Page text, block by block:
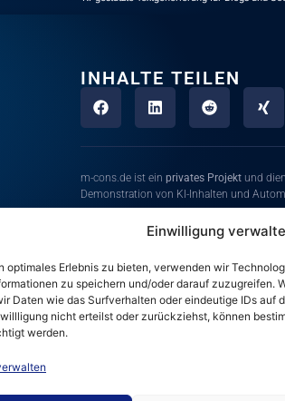
Einwilligung
optimales Erlebnis zu bieten, verwenden wir
zu speichern und/oder darauf zuzugreifen.
Daten wie das Surfverhalten oder eindeutige IDs auf
nicht erteilst oder zurückziehst, können
werden.
INHALTE TEILEN
m-cons.de ist einprivates Projekt und
Demonstration von KI-Inhalten und
Die Inhalte zeigen dir Möglichkeiten
um Künstliche Intelligenz und
Für die Korrektheit, Vollständigkeit und
bereitgestellten Informationen wird keine